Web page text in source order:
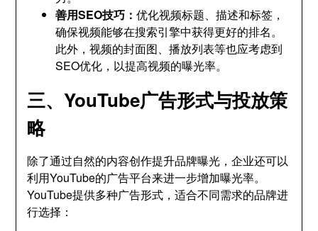
善用SEO技巧：优化视频标题、描述和标签，
确保视频能够在搜索引擎中获得更好的排名。
此外，视频的封面图、播放列表等也应考虑到
SEO优化，以提高视频的曝光率。
三、YouTube广告形式与投放策
略
除了通过自然的内容创作提升品牌曝光，企业还可以
利用YouTube的广告平台来进一步增加曝光率。
YouTube提供多种广告形式，适合不同需求的品牌进
行选择：